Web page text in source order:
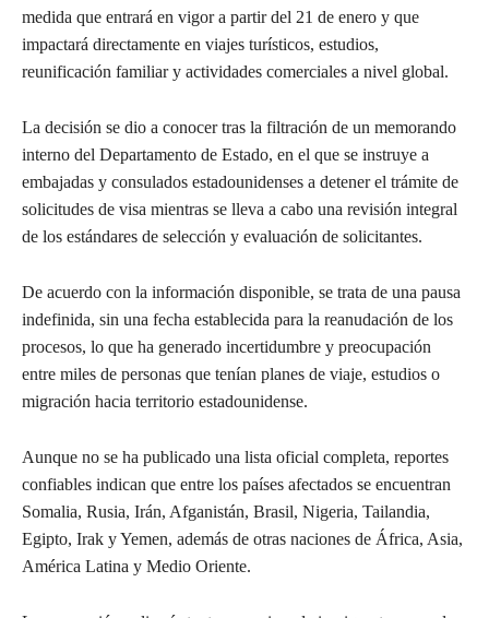
medida que entrará en vigor a partir del 21 de enero y que
impactará directamente en viajes turísticos, estudios,
reunificación familiar y actividades comerciales a nivel global.
La decisión se dio a conocer tras la filtración de un memorando
interno del Departamento de Estado, en el que se instruye a
embajadas y consulados estadounidenses a detener el trámite de
solicitudes de visa mientras se lleva a cabo una revisión integral
de los estándares de selección y evaluación de solicitantes.
De acuerdo con la información disponible, se trata de una pausa
indefinida, sin una fecha establecida para la reanudación de los
procesos, lo que ha generado incertidumbre y preocupación
entre miles de personas que tenían planes de viaje, estudios o
migración hacia territorio estadounidense.
Aunque no se ha publicado una lista oficial completa, reportes
confiables indican que entre los países afectados se encuentran
Somalia, Rusia, Irán, Afganistán, Brasil, Nigeria, Tailandia,
Egipto, Irak y Yemen, además de otras naciones de África, Asia,
América Latina y Medio Oriente.